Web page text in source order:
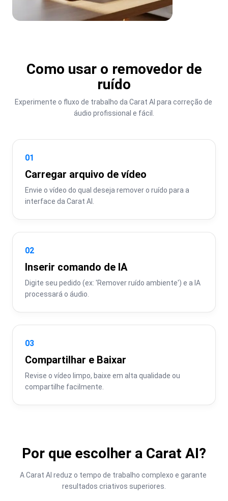
Como usar o removedor de
ruído
Experimente o fluxo de trabalho da Carat AI para correção de
áudio profissional e fácil.
01
Carregar arquivo de vídeo
Envie o vídeo do qual deseja remover o ruído para a
interface da Carat AI.
02
Inserir comando de IA
Digite seu pedido (ex: 'Remover ruído ambiente') e a IA
processará o áudio.
03
Compartilhar e Baixar
Revise o vídeo limpo, baixe em alta qualidade ou
compartilhe facilmente.
Por que escolher a Carat AI?
A Carat AI reduz o tempo de trabalho complexo e garante
resultados criativos superiores.